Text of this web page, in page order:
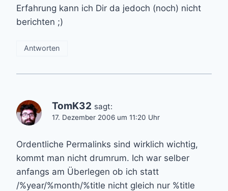
Erfahrung kann ich Dir da jedoch (noch) nicht
berichten ;)
Antworten
TomK32 sagt:
17. Dezember 2006 um 11:20 Uhr
Ordentliche Permalinks sind wirklich wichtig,
kommt man nicht drumrum. Ich war selber
anfangs am Überlegen ob ich statt
/%year/%month/%title nicht gleich nur %title